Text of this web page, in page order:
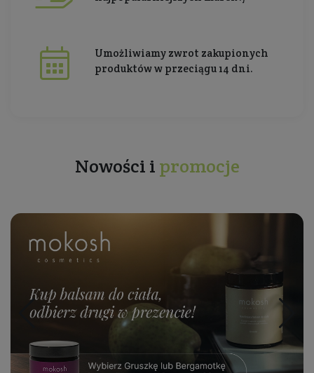
Umożliwiamy zwrot zakupionych
produktów w przeciągu 14 dni.
Nowości i promocje